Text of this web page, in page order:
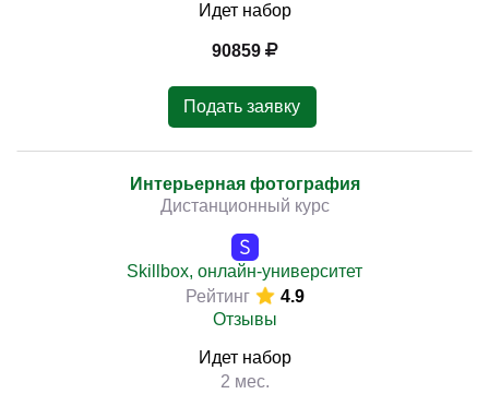
Идет набор
90859
Подать заявку
Интерьерная фотография
Дистанционный курс
Skillbox, онлайн-университет
Рейтинг
4.9
Отзывы
Идет набор
2 мес.